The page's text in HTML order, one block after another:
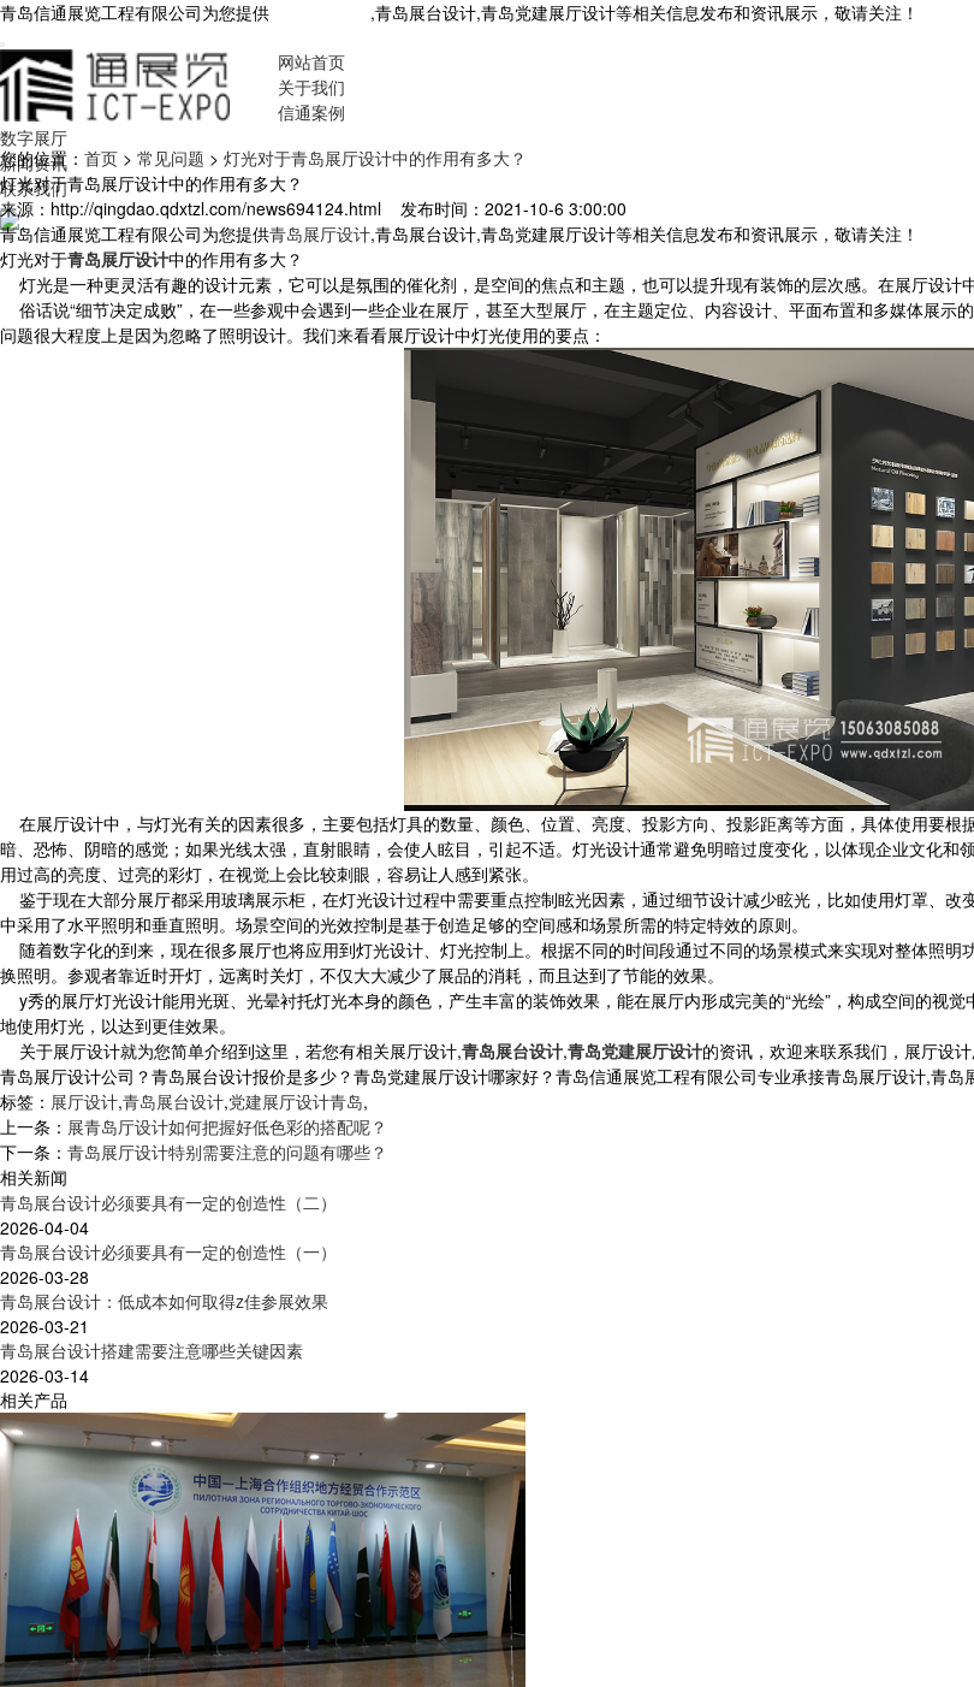
青岛信通展览工程有限公司为您提供 ,青岛展台设计,青岛党建展厅设计等相关信息发布和资讯展示，敬请关注！
网站首页
关于我们
信通案例
数字展厅
新闻资讯
联系我们
您的位置： 首页 > 常见问题 > 灯光对于青岛展厅设计中的作用有多大？
灯光对于青岛展厅设计中的作用有多大？
来源：http://qingdao.qdxtzl.com/news694124.html 发布时间：2021-10-6 3:00:00
青岛信通展览工程有限公司为您提供青岛展厅设计,青岛展台设计,青岛党建展厅设计等相关信息发布和资讯展示，敬请关注！
灯光对于青岛展厅设计中的作用有多大？
灯光是一种更灵活有趣的设计元素，它可以是氛围的催化剂，是空间的焦点和主题，也可以提升现有装饰的层次感。在展厅设计
俗话说“细节决定成败”，在一些参观中会遇到一些企业在展厅，甚至大型展厅，在主题定位、内容设计、平面布置和多媒体展
问题很大程度上是因为忽略了照明设计。我们来看看展厅设计中灯光使用的要点：
在展厅设计中，与灯光有关的因素很多，主要包括灯具的数量、颜色、位置、亮度、投影方向、投影距离等方面，具体使用要
暗、恐怖、阴暗的感觉；如果光线太强，直射眼睛，会使人眩目，引起不适。灯光设计通常避免明暗过度变化，以体现企业文化
用过高的亮度、过亮的彩灯，在视觉上会比较刺眼，容易让人感到紧张。
鉴于现在大部分展厅都采用玻璃展示柜，在灯光设计过程中需要重点控制眩光因素，通过细节设计减少眩光，比如使用灯罩、
中采用了水平照明和垂直照明。场景空间的光效控制是基于创造足够的空间感和场景所需的特定特效的原则。
随着数字化的到来，现在很多展厅也将应用到灯光设计、灯光控制上。根据不同的时间段通过不同的场景模式来实现对整体照
换照明。参观者靠近时开灯，远离时关灯，不仅大大减少了展品的消耗，而且达到了节能的效果。
y秀的展厅灯光设计能用光斑、光晕衬托灯光本身的颜色，产生丰富的装饰效果，能在展厅内形成完美的“光绘”，构成空间的视
地使用灯光，以达到更佳效果。
关于展厅设计就为您简单介绍到这里，若您有相关展厅设计,青岛展台设计,青岛党建展厅设计的资讯，欢迎来联系我们，展厅设
青岛展厅设计公司？青岛展台设计报价是多少？青岛党建展厅设计哪家好？青岛信通展览工程有限公司专业承接青岛展厅设计,青
标签： 展厅设计,青岛展台设计,党建展厅设计青岛,
上一条： 展青岛厅设计如何把握好低色彩的搭配呢？
下一条： 青岛展厅设计特别需要注意的问题有哪些？
相关新闻
青岛展台设计必须要具有一定的创造性（二）
2026-04-04
青岛展台设计必须要具有一定的创造性（一）
2026-03-28
青岛展台设计：低成本如何取得z佳参展效果
2026-03-21
青岛展台设计搭建需要注意哪些关键因素
2026-03-14
相关产品